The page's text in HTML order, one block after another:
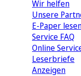
Wir helfen
Unsere
E-Paper
Service FAQ
Online
Leserbriefe
Anzeigen